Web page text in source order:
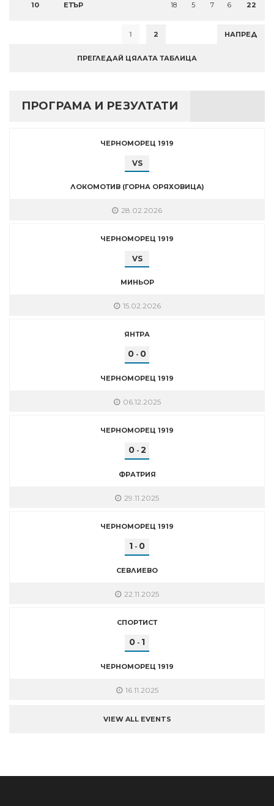
10 ЕТЪР 18 5 7 6 22
1 2 НАПРЕД
ПРЕГЛЕДАЙ ЦЯЛАТА ТАБЛИЦА
ПРОГРАМА И РЕЗУЛТАТИ
ЧЕРНОМОРЕЦ 1919
VS
ЛОКОМОТИВ (ГОРНА ОРЯХОВИЦА)
28.02.2026
ЧЕРНОМОРЕЦ 1919
VS
МИНЬОР
15.02.2026
ЯНТРА
0 - 0
ЧЕРНОМОРЕЦ 1919
06.12.2025
ЧЕРНОМОРЕЦ 1919
0- 2
ФРАТРИЯ
29.11.2025
ЧЕРНОМОРЕЦ 1919
1 - 0
СЕВЛИЕВО
22.11.2025
СПОРТИСТ
0 - 1
ЧЕРНОМОРЕЦ 1919
16.11.2025
VIEW ALL EVENTS